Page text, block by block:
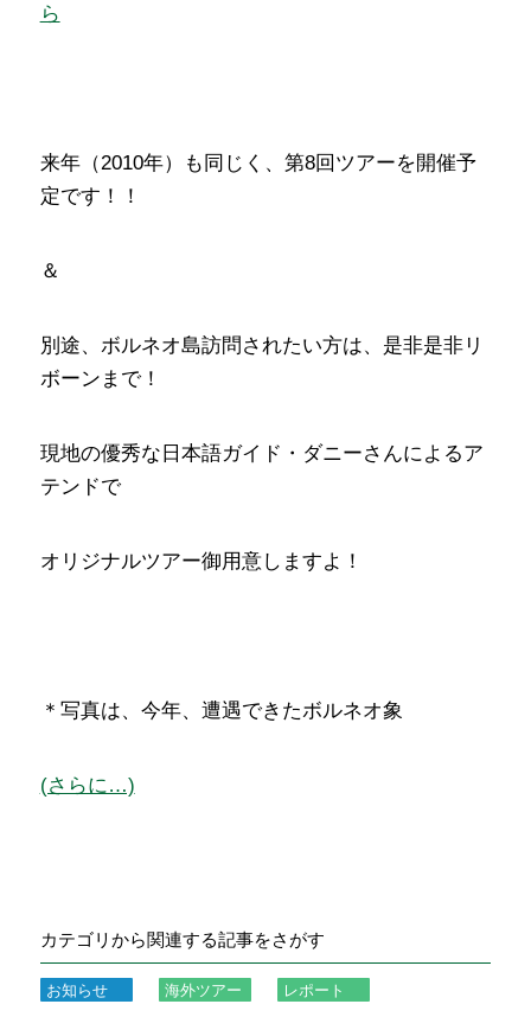
ら
来年（2010年）も同じく、第8回ツアーを開催予
定です！！
＆
別途、ボルネオ島訪問されたい方は、是非是非リ
ボーンまで！
現地の優秀な日本語ガイド・ダニーさんによるア
テンドで
オリジナルツアー御用意しますよ！
＊写真は、今年、遭遇できたボルネオ象
(さらに…)
カテゴリから関連する記事をさがす
お知らせ 海外ツアー レポート